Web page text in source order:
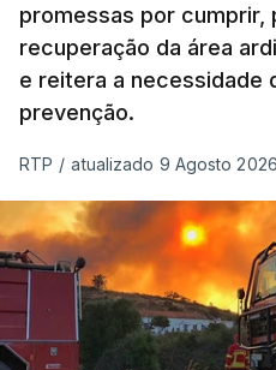
promessas por cumprir,
recuperação da área
e reitera a necessidade
prevenção.
RTP / atualizado 9 Agosto